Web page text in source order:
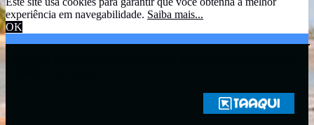
experiência em navegabilidade. Saiba mais...
OK